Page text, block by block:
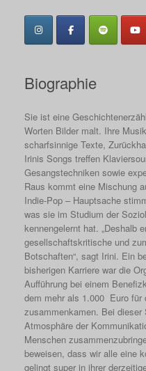
Biographie
Sie ist eine
Worten Bilder malt. Ihre
scharfsinnige Texte,
Irinis Songs treffen
Gesangstechniken sowie
Raus kommt eine Mischung
Indie-Pop – Hauptsache
was sie im Studium der
kennengelernt hat. „Deshalb
gesellschaftskritische und
Botschaften“, sagt Irini. Ein
bisherigen Karriere war die
Aufführung bei einem
dem mehr als 1.000 Euro für
zusammenkamen. Bei dieser
Atmosphäre der
Menschen
beweisen, dass wir alle eine
gelingt super in ihrer